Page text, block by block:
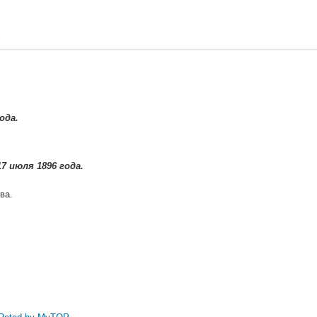
июля 1896 года.